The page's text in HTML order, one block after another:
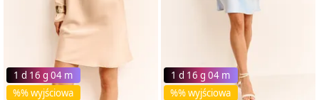
%% wyjściowa
1 d 16 g 03 m
%% wyjściowa
1 d 16 g 03 m